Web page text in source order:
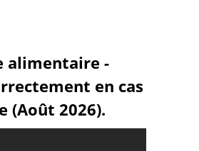
alimentaire -
en cas
(Août 2026).